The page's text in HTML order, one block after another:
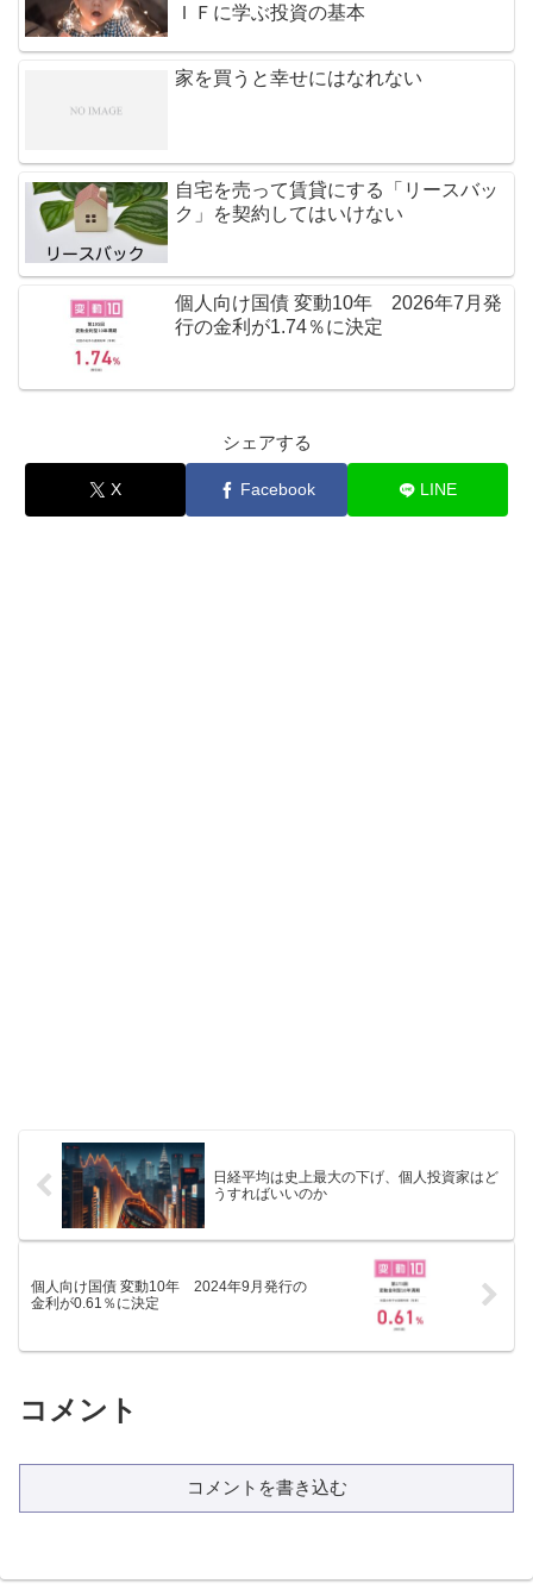
ＩＦに学ぶ投資の基本
家を買うと幸せにはなれない
自宅を売って賃貸にする「リースバッ
ク」を契約してはいけない
個人向け国債 変動10年 2026年7月発
行の金利が1.74％に決定
シェアする
X Facebook LINE
日経平均は史上最大の下げ、個人投資家はど
うすればいいのか
個人向け国債 変動10年 2024年9月発行の
金利が0.61％に決定
コメント
コメントを書き込む